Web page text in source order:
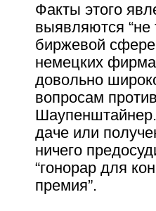
Факты этого
выявляются “не
биржевой
немецких
довольно
вопросам
даче или
ничего
“гонорар для
премия”.